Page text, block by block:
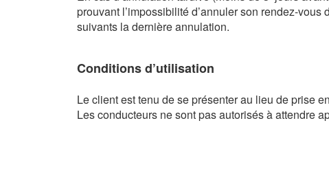
prouvant l’impossibilité d’annuler son rendez-vous
suivants la dernière annulation.
Conditions d’utilisation
Le client est tenu de se présenter au lieu de prise
Les conducteurs ne sont pas autorisés à attendre